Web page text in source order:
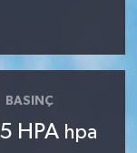
BASINÇ
HPA hpa